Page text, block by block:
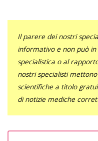
Il parere dei nostri
informativo e non può in
specialistica o al
nostri specialisti
scientifiche a titolo
di notizie mediche